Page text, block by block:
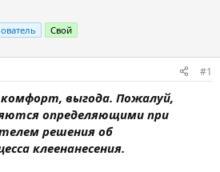
Свой
#1
выгода. Пожалуй,
определяющими при
решения об
клеенанесения.